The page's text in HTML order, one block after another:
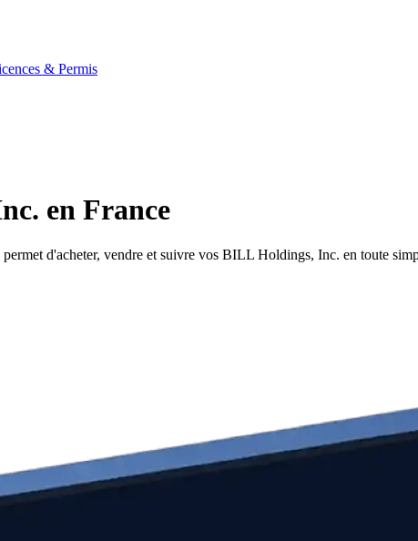
& Permis
en France
d'acheter, vendre et suivre vos BILL Holdings, Inc. en toute